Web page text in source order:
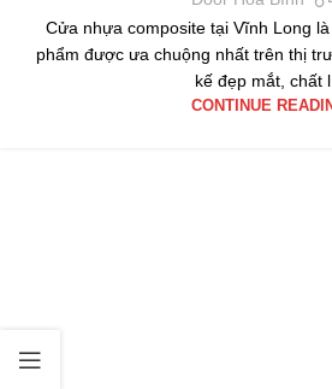
Cửa nhựa composite tại Vĩnh Long
phẩm được ưa chuộng nhất trên thị
kế đẹp mắt, chất
CONTINUE